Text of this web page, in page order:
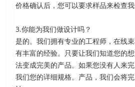
价格确认后，您可以要求样品来检查我
3.你能为我们做设计吗？
是的。我们拥有专业的工程师，在线
有丰富的经验。只要让我们知道您的
法变成完美的产品。如果您没有人来
我们您的详细规格。产品，我们会将